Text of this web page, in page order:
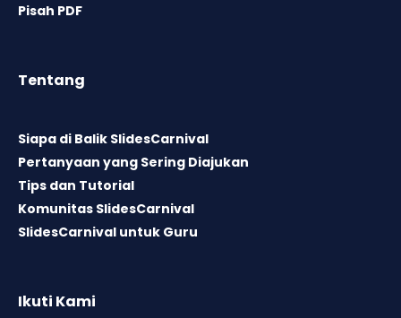
Pisah PDF
Tentang
Siapa di Balik SlidesCarnival
Pertanyaan yang Sering Diajukan
Tips dan Tutorial
Komunitas SlidesCarnival
SlidesCarnival untuk Guru
Ikuti Kami